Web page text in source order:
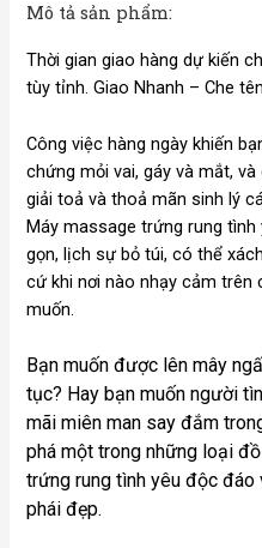
Mô tả sản phẩm:
Thời gian giao hàng dự kiến
tùy tỉnh. Giao Nhanh – Che
Công việc hàng ngày khiến
chứng mỏi vai, gáy và mắt,
giải toả và thoả mãn sinh lý
Máy massage trứng rung
gọn, lịch sự bỏ túi, có thể
cứ khi nơi nào nhạy cảm trên
muốn.
Bạn muốn được lên mây
tục? Hay bạn muốn người
mãi miên man say đắm
phá một trong những loại
trứng rung tình yêu độc đáo
phái đẹp.